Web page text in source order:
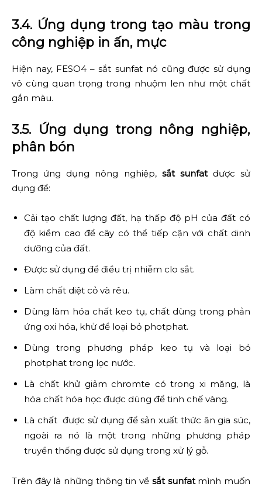
3.4. Ứng dụng trong tạo màu trong
công nghiệp in ấn, mực
Hiện nay, FESO4 – sắt sunfat nó cũng được sử dụng
vô cùng quan trọng trong nhuộm len như một chất
gắn màu.
3.5. Ứng dụng trong nông nghiệp,
phân bón
Trong ứng dụng nông nghiệp, sắt sunfatđược sử
dụng để:
Cải tạo chất lượng đất, hạ thấp độ pH của đất có
độ kiềm cao để cây có thể tiếp cận với chất dinh
dưỡng của đất.
Được sử dụng để điều trị nhiễm clo sắt.
Làm chất diệt cỏ và rêu.
Dùng làm hóa chất keo tụ, chất dùng trong phản
ứng oxi hóa, khử để loại bỏ photphat.
Dùng trong phương pháp keo tụ và loại bỏ
photphat trong lọc nước.
Là chất khử giảm chromte có trong xi măng, là
hóa chất hóa học được dùng để tinh chế vàng.
Là chất được sử dụng để sản xuất thức ăn gia súc,
ngoài ra nó là một trong những phương pháp
truyền thống được sử dụng trong xử lý gỗ.
Trên đây là những thông tin về sắt sunfatmình muốn